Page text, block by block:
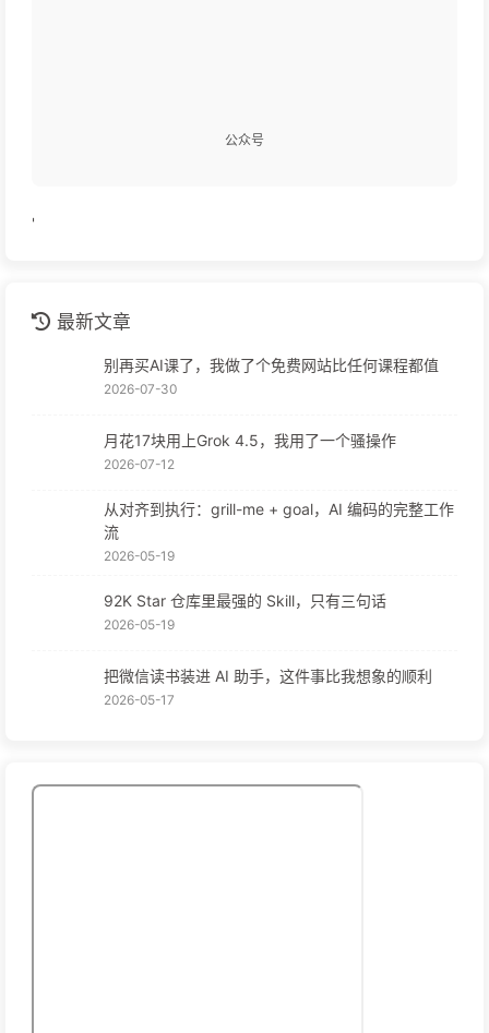
公众号
'
最新文章
别再买AI课了，我做了个免费网站比任何课程都值
2026-07-30
月花17块用上Grok 4.5，我用了一个骚操作
2026-07-12
从对齐到执行：grill-me + goal，AI 编码的完整工作
流
2026-05-19
92K Star 仓库里最强的 Skill，只有三句话
2026-05-19
把微信读书装进 AI 助手，这件事比我想象的顺利
2026-05-17